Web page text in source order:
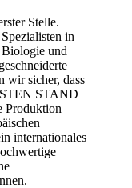
Stelle.
in
und
wir sicher, dass
STAND
Produktion
internationales